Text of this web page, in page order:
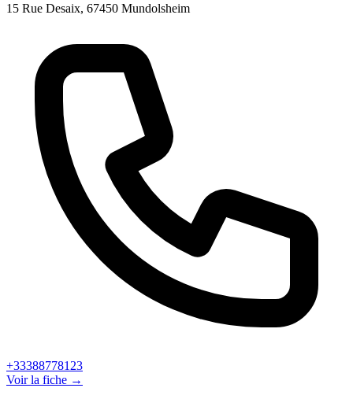
15 Rue Desaix, 67450 Mundolsheim
+33388778123
Voir la fiche →